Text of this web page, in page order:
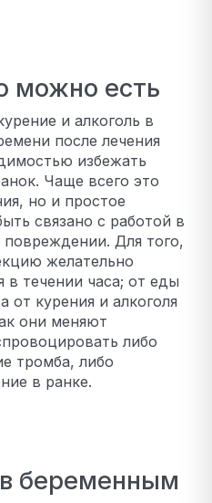
можно есть
и алкоголь в
после лечения
избежать
Чаще всего это
но и простое
связано с работой в
Для того,
желательно
в течении часа; от еды
от курения и алкоголя
они меняют
либо
тромба, либо
в ранке.
беременным